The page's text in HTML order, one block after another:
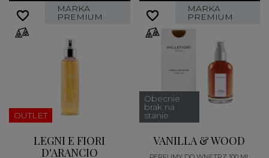
MARKA
PREMIUM
OUTLET
LEGNI E FIORI
D'ARANCIO
favorite_border
favorite_border MARKA
PREMIUM
Obecnie
brak na
stanie
VANILLA & WOOD
favorite_border
favorite_border